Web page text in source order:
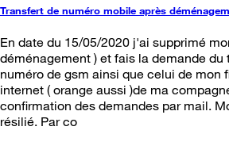
Transfert de numéro mobile après
En date du 15/05/2020 j'ai supprimé
déménagement ) et fais la demande du
numéro de gsm ainsi que celui de mon
internet ( orange aussi )de ma
confirmation des demandes par mail.
résilié. Par co